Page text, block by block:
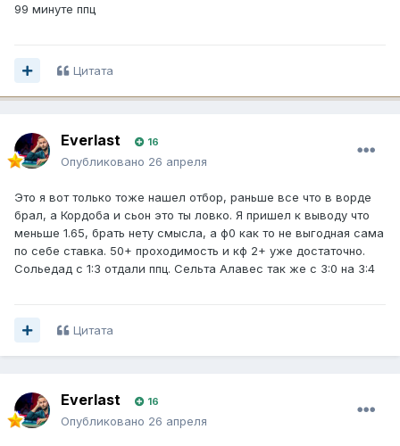
99 минуте ппц
Цитата
Everlast 16
Опубликовано 26 апреля
Это я вот только тоже нашел отбор, раньше все что в ворде
брал, а Кордоба и сьон это ты ловко. Я пришел к выводу что
меньше 1.65, брать нету смысла, а ф0 как то не выгодная сама
по себе ставка. 50+ проходимость и кф 2+ уже достаточно.
Сольедад с 1:3 отдали ппц. Сельта Алавес так же с 3:0 на 3:4
Цитата
Everlast 16
Опубликовано 26 апреля